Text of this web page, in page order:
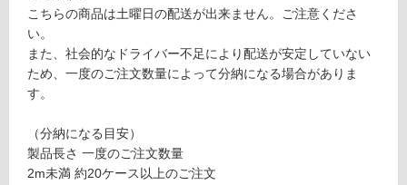
※
品
仕
を
ご
確
こちらの商品は土曜日の配送が出来ません。ご注意くださ
い。
また、社会的なドライバー不足により配送が安定していない
ため、一度のご注文数量によって分納になる場合がありま
す。
（分納になる目安）
製品長さ 一度のご注文数量
2m未満 約20ケース以上のご注文